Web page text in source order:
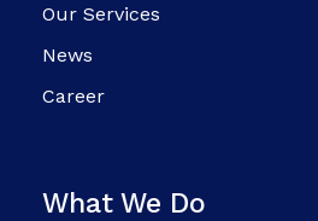
Our Services
News
Career
What We Do